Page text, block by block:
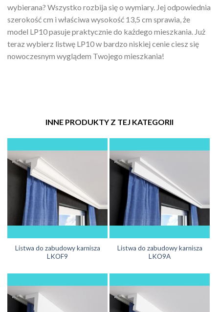
wybierana? Wszystko rozbija się o wymiary. Jej odpowiednia
szerokość cm i właściwa wysokość 13,5 cm sprawia, że
model LP10 pasuje praktycznie do każdego mieszkania. Już
teraz wybierz listwę LP10 w bardzo niskiej cenie ciesz się
nowoczesnym wyglądem Twojego mieszkania!
INNE PRODUKTY Z TEJ KATEGORII
Listwa do zabudowy karnisza
LKOF9
Listwa do zabudowy karnisza
LKO9A